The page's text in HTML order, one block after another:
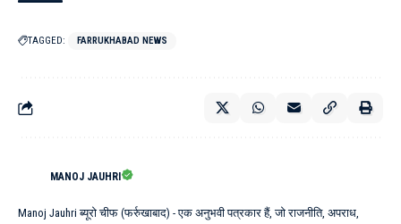
TAGGED: FARRUKHABAD NEWS
MANOJ JAUHRI
Manoj Jauhri ब्यूरो चीफ (फर्रुखाबाद) - एक अनुभवी पत्रकार हैं, जो राजनीति, अपराध,